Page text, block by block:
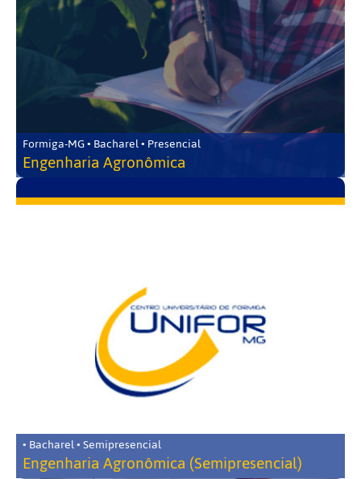
Formiga-MG • Bacharel • Presencial
Engenharia Agronômica
• Bacharel • Semipresencial
Engenharia Agronômica (Semipresencial)